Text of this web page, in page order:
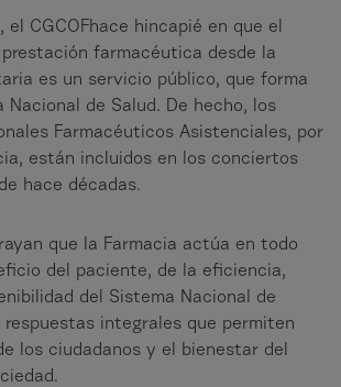
el CGCOFhace hincapié en que el
farmacéutica desde la
es un servicio público, que forma
Nacional de Salud. De hecho, los
Farmacéuticos Asistenciales, por
están incluidos en los conciertos
hace décadas.
que la Farmacia actúa en todo
del paciente, de la eficiencia,
del Sistema Nacional de
respuestas integrales que permiten
los ciudadanos y el bienestar del